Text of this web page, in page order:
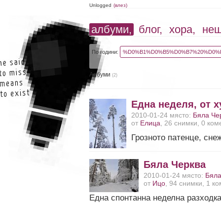
Unlogged (влез)
албуми, блог, хора,
По години:
Албуми(2)
Една неделя, от
2010-01-24 място: Бяла
от Елица , 26 снимки, 0
Грозното патенце,
Бяла Черква
2010-01-24 място:
от Ицо , 94 снимки, 1
Една спонтанна неделна